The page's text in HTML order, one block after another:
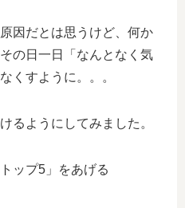
因だとは思うけど、何か
の日一日「なんとなく気
くすように。。。
るようにしてみました。
ップ5」をあげる